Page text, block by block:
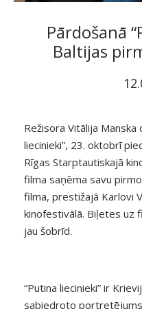
Pārdošanā
Baltijas
Režisora Vitālija Manska
liecinieki”, 23. oktobrī
Rīgas Starptautiskajā
filma saņēma savu
filma, prestižajā Karlovi
kinofestivālā. Biļetes uz
jau šobrīd.
“Putina liecinieki” ir
sabiedroto